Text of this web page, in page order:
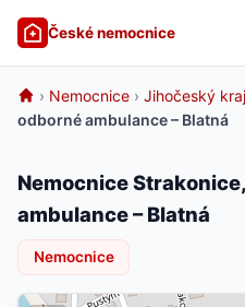
České nemocnice
› Nemocnice › Jihočeský kraj
odborné ambulance – Blatná
Nemocnice
ambulance – Blatná
Nemocnice